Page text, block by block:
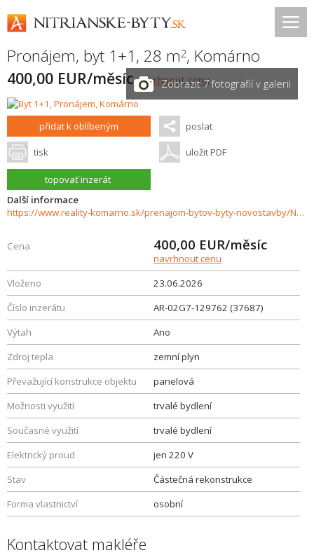
Pronájem, byt 1+1, 28 m2, Komárno
400,00 EUR/měsícnavrhnout cenu
Zobrazit 7 fotografií v galerii
přidat k oblíbeným poslat
tisk uložit PDF
topovať inzerát
Další informace
https://www.reality-komarno.sk/prenajom-bytov-byty-novostavby/Na-prenajom-1-izbovy-byt-v-Komarne-37687/?utm_source=areality&utm_medium=xml&utm_term=37687&utm_content=byt&utm_campaign=portaly
Cena 400,00 EUR/měsíc
navrhnout cenu
Vloženo
23.06.2026
Číslo inzerátu
AR-02G7-129762 (37687)
Výtah
Ano
Zdroj tepla
zemní plyn
Převažující konstrukce objektu
panelová
Možnosti využití
trvalé bydlení
Současné využití
trvalé bydlení
Elektrický proud
jen 220 V
Stav
Částečná rekonstrukce
Forma vlastnictví
osobní
Kontaktovat makléře